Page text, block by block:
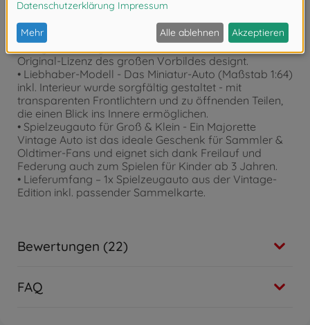
• 1 Auto mit Sammelkarte - diese enthält viele
interessante Details über den beliebten Dodge
• Berühmter Klassiker - dieser Dodge Charger R/T hat
Autogeschichte geschrieben! Er wurde nach der
Original-Lizenz des großen Vorbildes designt.
• Liebhaber-Modell - Das Miniatur-Auto (Maßstab 1:64)
inkl. Interieur wurde sorgfältig gestaltet - mit
transparenten Frontlichtern und zu öffnenden Teilen,
die einen Blick ins Innere ermöglichen.
• Spielzeugauto für Groß & Klein - Ein Majorette
Vintage Auto ist das ideale Geschenk für Sammler &
Oldtimer-Fans und eignet sich dank Freilauf und
Federung auch zum Spielen für Kinder ab 3 Jahren.
• Lieferumfang – 1x Spielzeugauto aus der Vintage-
Edition inkl. passender Sammelkarte.
Bewertungen (22)
FAQ